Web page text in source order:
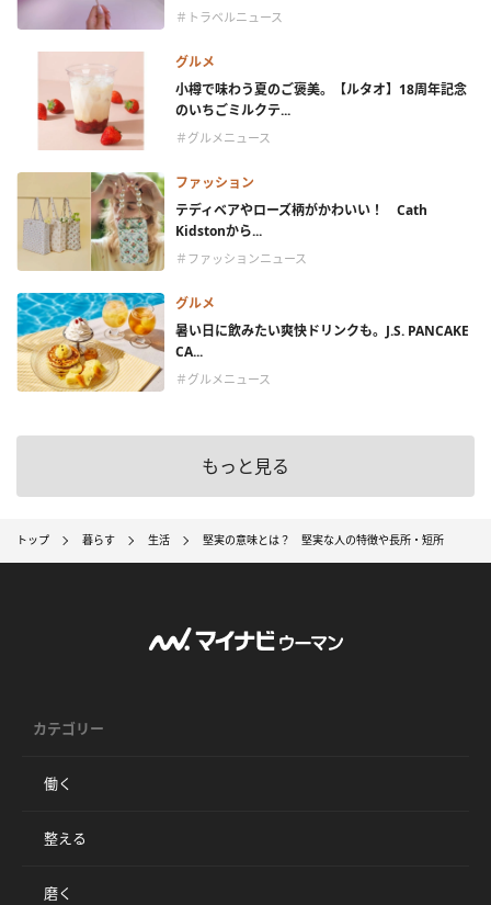
＃トラベルニュース
グルメ
小樽で味わう夏のご褒美。【ルタオ】18周年記念
のいちごミルクテ...
＃グルメニュース
ファッション
テディベアやローズ柄がかわいい！ Cath
Kidstonから...
＃ファッションニュース
グルメ
暑い日に飲みたい爽快ドリンクも。J.S. PANCAKE
CA...
＃グルメニュース
もっと見る
トップ 暮らす 生活 堅実の意味とは？ 堅実な人の特徴や長所・短所
カテゴリー
働く
整える
磨く